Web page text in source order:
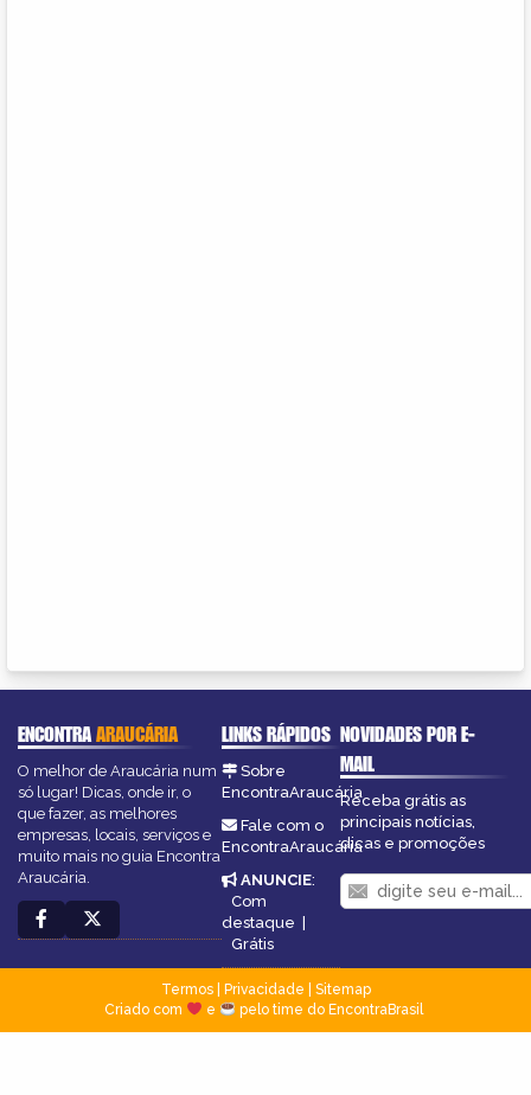
ENCONTRAARAUCÁRIA
O melhor de Araucária num
só lugar! Dicas, onde ir, o
que fazer, as melhores
empresas, locais, serviços e
muito mais no guia Encontra
Araucária.
LINKS RÁPIDOS
Sobre
EncontraAraucária
Fale com o
EncontraAraucária
ANUNCIE:
Com
destaque
Grátis
NOVIDADES POR E-
MAIL
Receba grátis as
principais notícias,
dicas e promoções
Termos| Privacidade
Sitemap
Criado com
e pelo time do EncontraBrasil